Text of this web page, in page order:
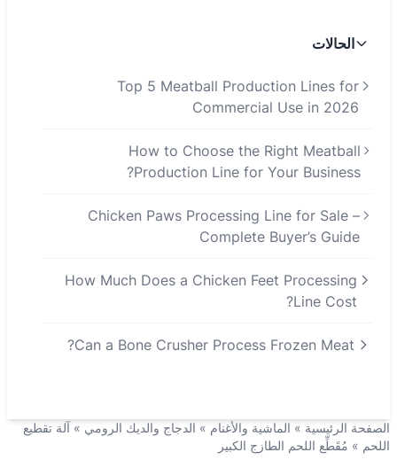
الحالات
Top 5 Meatball Production Lines for
Commercial Use in 2026
How to Choose the Right Meatball
Production Line for Your Business?
Chicken Paws Processing Line for Sale –
Complete Buyer’s Guide
How Much Does a Chicken Feet Processing
Line Cost?
Can a Bone Crusher Process Frozen Meat?
الصفحة الرئيسية » الماشية والأغنام » الدجاج والديك الرومي » آلة تقطيع
اللحم » مُقَطِّع اللحم الطازج الكبير